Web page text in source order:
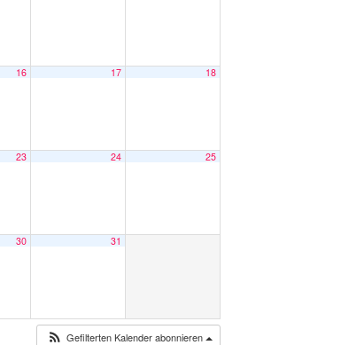
16 17 18
23 24 25
30 31
Gefilterten Kalender abonnieren